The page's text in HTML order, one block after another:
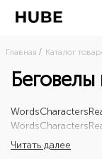
Главная Каталог
WordsCharacters
WordsCharacters
Читать далее